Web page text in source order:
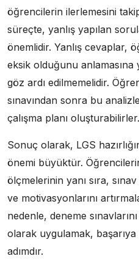
öğrencilerin ilerlemesini
süreçte, yanlış yapılan
önemlidir. Yanlış cevaplar,
eksik olduğunu anlamasına
göz ardı edilmemelidir.
sınavından sonra bu
çalışma planı oluşturabilirler.
Sonuç olarak, LGS
önemi büyüktür.
ölçmelerinin yanı sıra,
ve motivasyonlarını
nedenle, deneme
olarak uygulamak,
adımdır.